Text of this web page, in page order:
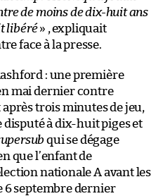
de moins de dix-huit ans
libéré» , expliquait
face à la presse.
: une première
mai dernier contre
trois minutes de jeu,
à dix-huit piges et
qui se dégage
que l’enfant de
nationale A avant les
6 septembre dernier